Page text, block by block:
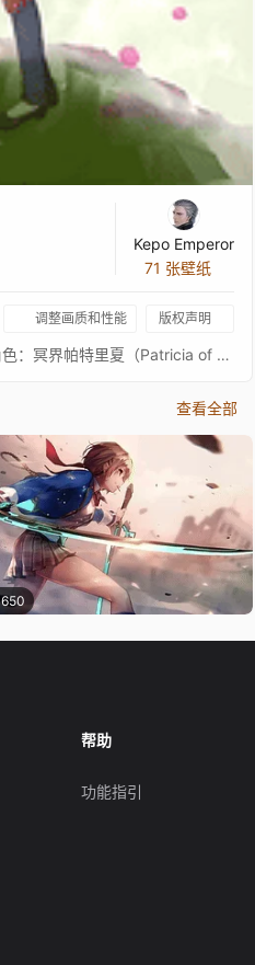
Kepo Emperor
71 张壁纸
调整画质和性能 版权声明
音乐：《Moon》（来自《Noraneko》原声） 🔗 https://www.youtube.com/watch?v=jAg6t8W-QoU 角色：冥界帕特里夏（Patricia of the Netherworld） 🎮 游戏：《Noraneko》 提示 若标题存在错位或错误，请告知！
查看全部
650
帮助
功能指引